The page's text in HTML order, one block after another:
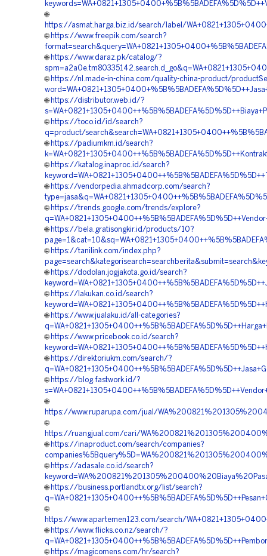
🌐
https://asmat.harga.biz.id/search/label/
🌐 https://www.freepik.com/search?
🌐 https://www.daraz.pk/catalog/?
🌐 https://nl.made-in-china.com/quality-china-product/
🌐 https://distributor.web.id/?
🌐 https://toco.id/id/search?
q=product/
🌐 https://padiumkm.id/search?
🌐 https://katalog.inaproc.id/search?
🌐 https://vendorpedia.ahmadcorp.com/search?
🌐 https://trends.google.com/trends/explore?
🌐 https://bela.gratisongkir.id/products/10?
🌐 https://tanilink.com/index.php?
🌐 https://dodolan.jogjakota.go.id/search?
🌐 https://lakukan.co.id/search?
🌐 https://www.jualaku.id/all-categories?
🌐 https://www.pricebook.co.id/search?
🌐 https://direktoriukm.com/search/?
🌐 https://blog.fastwork.id/?
🌐
https://www.ruparupa.com/jual/
🌐
https://ruangjual.com/cari/
🌐 https://inaproduct.com/search/companies?
🌐 https://adasale.co.id/search?
🌐 https://business.portlandtx.org/list/search?
🌐
https://www.apartemen123.com/search/
🌐 https://www.flicks.co.nz/search/?
🌐 https://magicomens.com/hr/search?